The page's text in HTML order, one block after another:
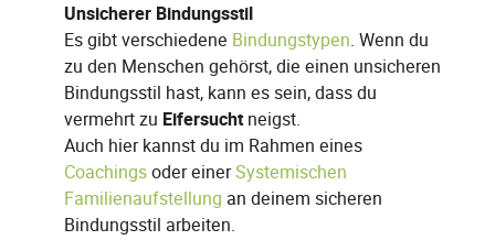
Unsicherer Bindungsstil
Es gibt verschiedene Bindungstypen. Wenn du
zu den Menschen gehörst, die einen unsicheren
Bindungsstil hast, kann es sein, dass du
vermehrt zu Eifersuchtneigst.
Auch hier kannst du im Rahmen eines
Coachingsoder einerSystemischen
Familienaufstellung an deinem sicheren
Bindungsstil arbeiten.